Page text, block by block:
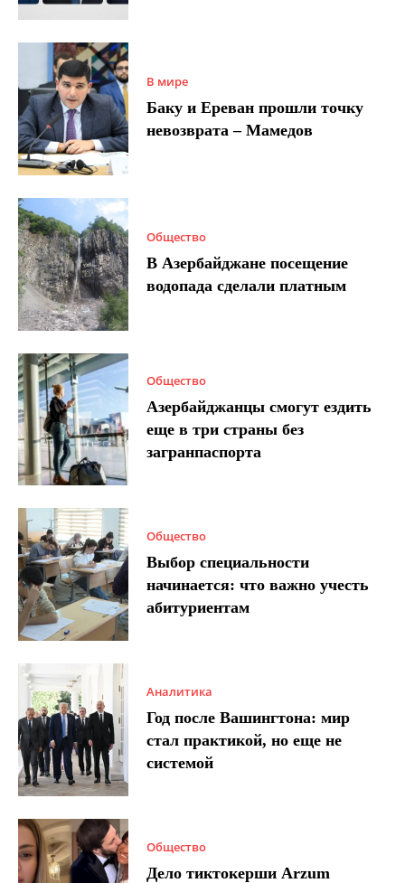
В мире
Баку и Ереван прошли точку
невозврата – Мамедов
Общество
В Азербайджане посещение
водопада сделали платным
Общество
Азербайджанцы смогут ездить
еще в три страны без
загранпаспорта
Общество
Выбор специальности
начинается: что важно учесть
абитуриентам
Аналитика
Год после Вашингтона: мир
стал практикой, но еще не
системой
Общество
Дело тиктокерши Arzum